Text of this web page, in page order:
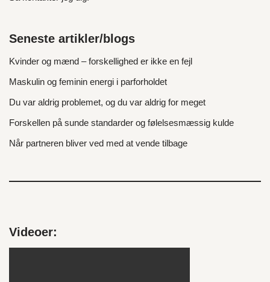
Seneste artikler/blogs
Kvinder og mænd – forskellighed er ikke en fejl
Maskulin og feminin energi i parforholdet
Du var aldrig problemet, og du var aldrig for meget
Forskellen på sunde standarder og følelsesmæssig kulde
Når partneren bliver ved med at vende tilbage
Videoer: